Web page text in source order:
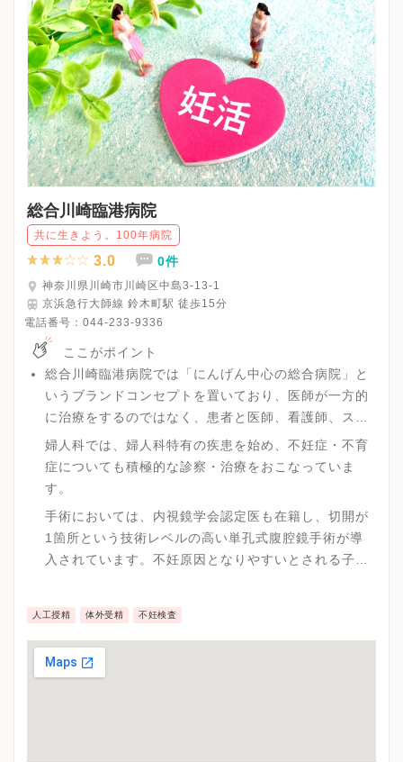
総合川崎臨港病院
共に生きよう。100年病院
3.0 0件
神奈川県川崎市川崎区中島3-13-1
京浜急行大師線 鈴木町駅 徒歩15分
電話番号： 044-233-9336
ここがポイント
総合川崎臨港病院では「にんげん中心の総合病院」と
いうブランドコンセプトを置いており、医師が一方的
に治療をするのではなく、患者と医師、看護師、スタ
ッフの全員がひとつのチームとして治療を実施してい
ます。
婦人科では、婦人科特有の疾患を始め、不妊症・不育
症についても積極的な診察・治療をおこなっていま
す。
手術においては、内視鏡学会認定医も在籍し、切開が
1箇所という技術レベルの高い単孔式腹腔鏡手術が導
入されています。不妊原因となりやすいとされる子宮
でしょうか。
人工授精 体外受精 不妊検査